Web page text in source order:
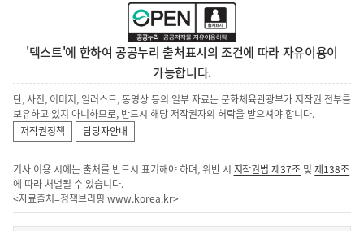
'텍스트'에 한하여 공공누리 출처표시의 조건에 따라 자유이용이
가능합니다.
단, 사진, 이미지, 일러스트, 동영상 등의 일부 자료는 문화체육관광부가 저작권 전부를
보유하고 있지 아니하므로, 반드시 해당 저작권자의 허락을 받으셔야 합니다.
저작권정책
담당자안내
기사 이용 시에는 출처를 반드시 표기해야 하며, 위반 시 저작권법 제37조 및제138조
에 따라 처벌될 수 있습니다.
<자료출처=정책브리핑 www.korea.kr>